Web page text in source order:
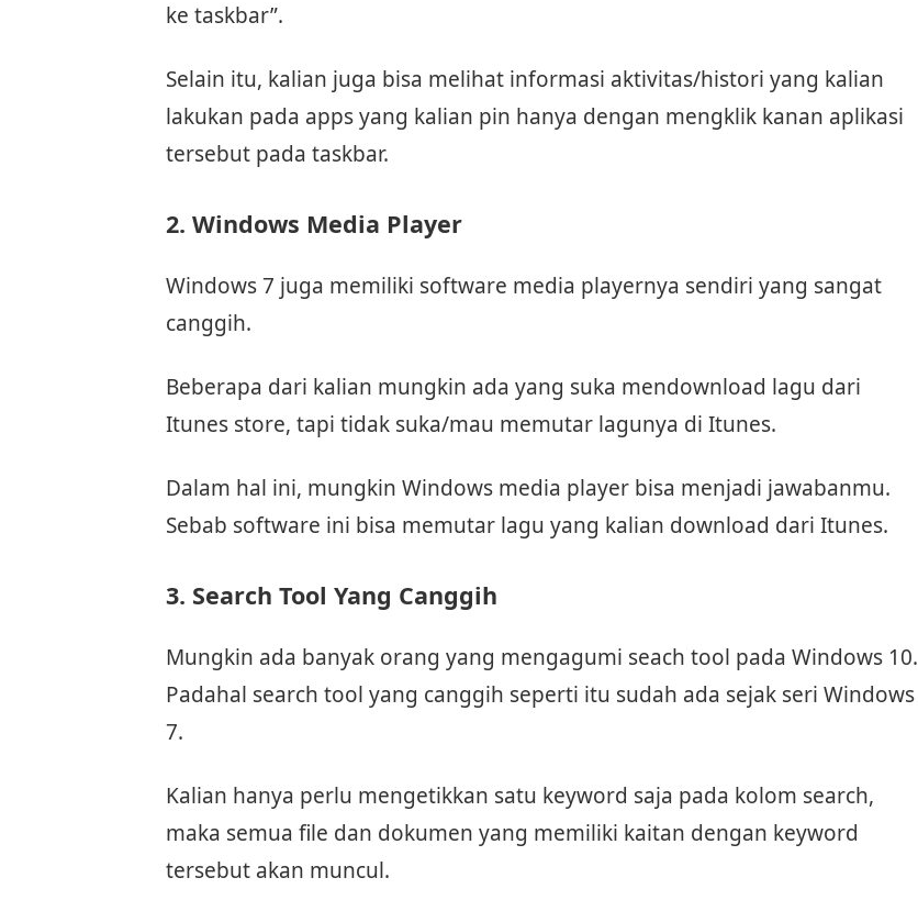
ke taskbar”.
Selain itu, kalian juga bisa melihat informasi aktivitas/histori yang kalian
lakukan pada apps yang kalian pin hanya dengan mengklik kanan aplikasi
tersebut pada taskbar.
2. Windows Media Player
Windows 7 juga memiliki software media playernya sendiri yang sangat
canggih.
Beberapa dari kalian mungkin ada yang suka mendownload lagu dari
Itunes store, tapi tidak suka/mau memutar lagunya di Itunes.
Dalam hal ini, mungkin Windows media player bisa menjadi jawabanmu.
Sebab software ini bisa memutar lagu yang kalian download dari Itunes.
3. Search Tool Yang Canggih
Mungkin ada banyak orang yang mengagumi seach tool pada Windows 10.
Padahal search tool yang canggih seperti itu sudah ada sejak seri Windows
7.
Kalian hanya perlu mengetikkan satu keyword saja pada kolom search,
maka semua file dan dokumen yang memiliki kaitan dengan keyword
tersebut akan muncul.